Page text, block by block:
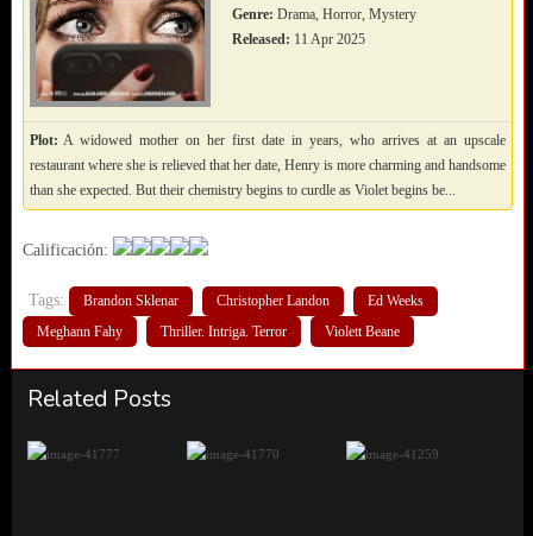
Genre: Drama, Horror, Mystery
Released: 11 Apr 2025
Plot: A widowed mother on her first date in years, who arrives at an upscale
restaurant where she is relieved that her date, Henry is more charming and handsome
than she expected. But their chemistry begins to curdle as Violet begins be...
Calificación:
Tags: Brandon Sklenar Christopher Landon
Ed Weeks
Meghann Fahy
Thriller. Intriga. Terror Violett Beane
Related Posts